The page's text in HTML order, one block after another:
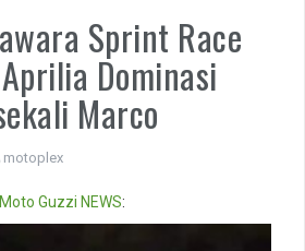
Sprint Race
Dominasi
Marco
motoplex
Moto Guzzi NEWS: